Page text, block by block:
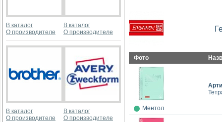
В каталог
О производителе
В каталог
О производителе
В каталог
О производителе
В каталог
О производителе
Фото
Ментол